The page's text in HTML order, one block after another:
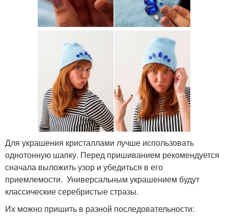
Для украшения кристаллами лучше использовать
однотонную шапку. Перед пришиванием рекомендуется
сначала выложить узор и убедиться в его
приемлемости. Универсальным украшением будут
классические серебристые стразы.
Их можно пришить в разной последовательности: